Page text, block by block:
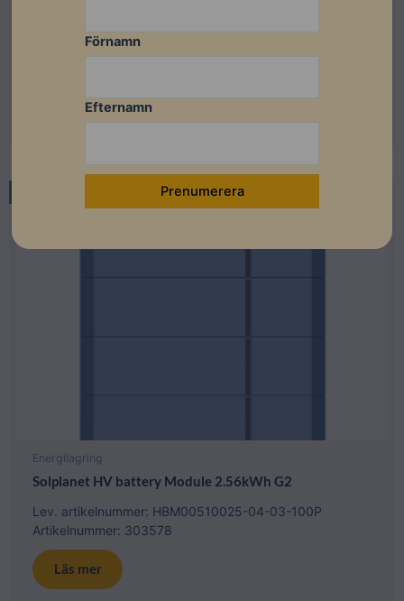
Lev. artikelnummer: HBM00510025-05-99-100P
Läs mer
Energilagring
Solplanet HV battery Module 2.56kWh G2
Lev. artikelnummer: HBM00510025-04-03-100P
Artikelnummer: 303578
Läs mer
Förnamn
Efternamn